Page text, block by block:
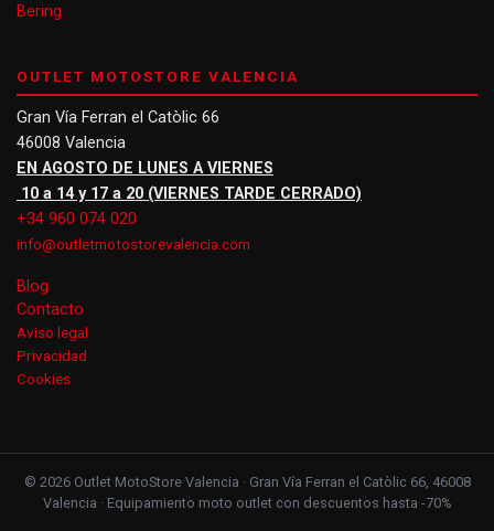
Bering
OUTLET MOTOSTORE VALENCIA
Gran Vía Ferran el Catòlic 66
46008 Valencia
EN AGOSTO DE LUNES A VIERNES
10 a 14 y 17 a 20 (VIERNES TARDE CERRADO)
+34 960 074 020
info@outletmotostorevalencia.com
Blog
Contacto
Aviso legal
Privacidad
Cookies
© 2026 Outlet MotoStore Valencia · Gran Vía Ferran el Catòlic 66, 46008
Valencia · Equipamiento moto outlet con descuentos hasta -70%